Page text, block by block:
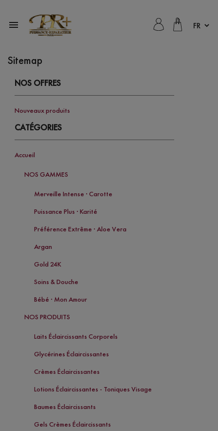

Sitemap
NOS OFFRES
Nouveaux produits
CATÉGORIES
Accueil
NOS GAMMES
Merveille Intense · Carotte
Puissance Plus · Karité
Préférence Extrême · Aloe Vera
Argan
Gold 24K
Soins & Douche
Bébé · Mon Amour
NOS PRODUITS
Laits Éclaircissants Corporels
Glycérines Éclaircissantes
Crèmes Éclaircissantes
Lotions Éclaircissantes - Toniques Visage
Baumes Éclaircissants
Gels Crèmes Éclaircissants